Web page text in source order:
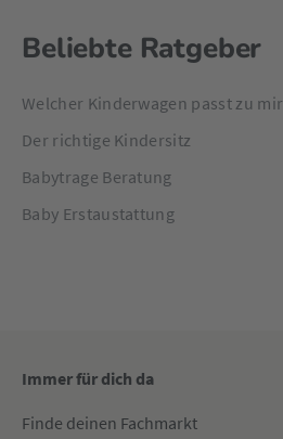
Beliebte Ratgeber
Welcher Kinderwagen passt zu mir
Der richtige Kindersitz
Babytrage Beratung
Baby Erstaustattung
Immer für dich da
Finde deinen Fachmarkt